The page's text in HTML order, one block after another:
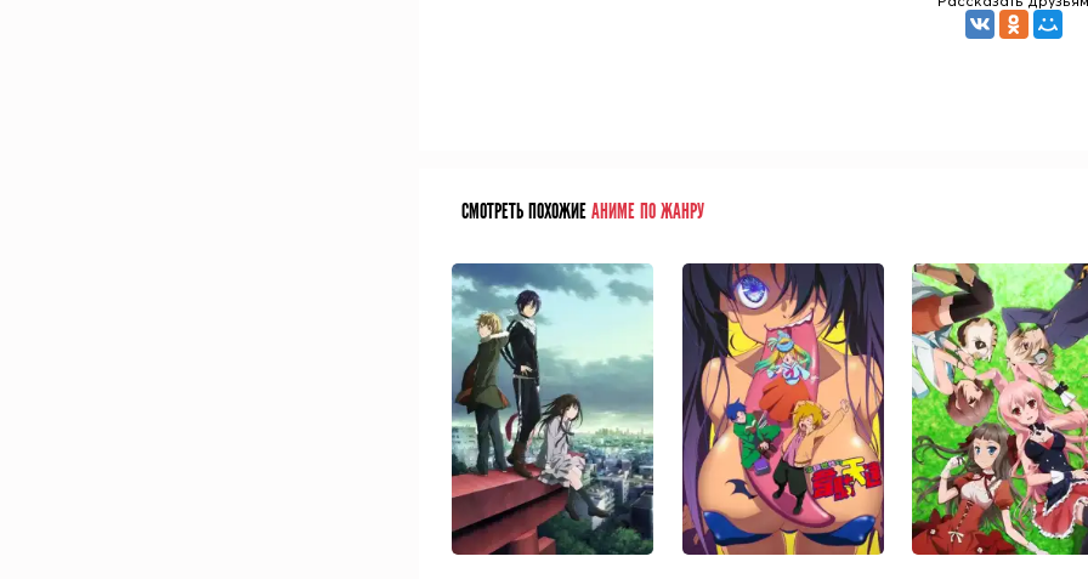
СМОТРЕТЬ ПОХОЖИЕАНИМЕ ПО ЖАНРУ